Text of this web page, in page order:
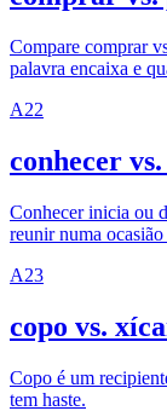
Compare comprar
palavra encaixa e
A22
conhecer
Conhecer inicia ou
reunir numa
A23
copo vs.
Copo é um
tem haste.